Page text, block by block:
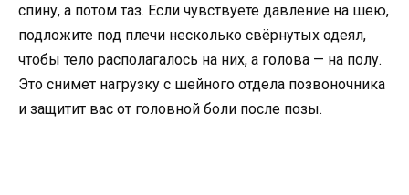
спину, а потом таз. Если чувствуете давление на шею,
подложите под плечи несколько свёрнутых одеял,
чтобы тело располагалось на них, а голова — на полу.
Это снимет нагрузку с шейного отдела позвоночника
и защитит вас от головной боли после позы.